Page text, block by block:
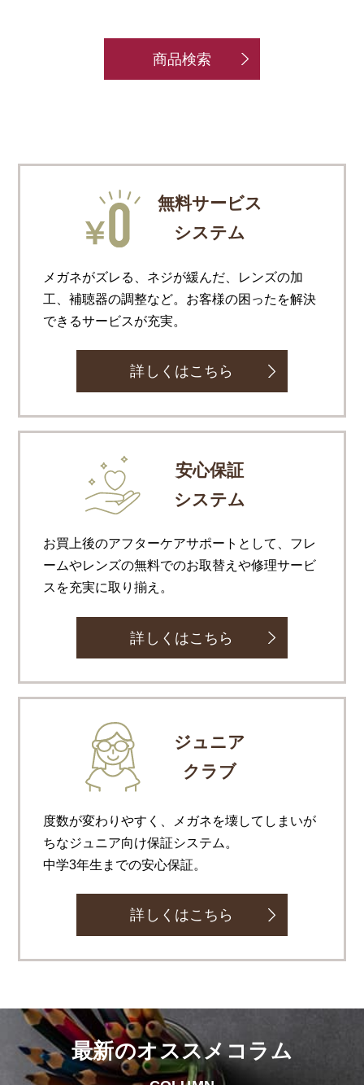
商品検索
無料サービス
システム
メガネがズレる、ネジが緩んだ、レンズの加
工、補聴器の調整など。お客様の困ったを解決
できるサービスが充実。
詳しくはこちら
安心保証
システム
お買上後のアフターケアサポートとして、フレ
ームやレンズの無料でのお取替えや修理サービ
スを充実に取り揃え。
詳しくはこちら
ジュニア
クラブ
度数が変わりやすく、メガネを壊してしまいが
ちなジュニア向け保証システム。
中学3年生までの安心保証。
詳しくはこちら
最新のオススメコラム